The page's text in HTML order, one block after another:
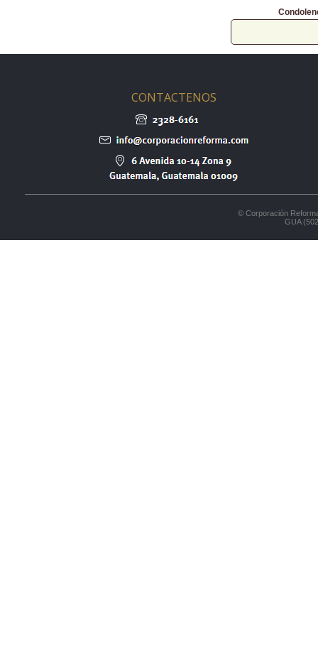
CONTACTENOS
© Corporación
GUA